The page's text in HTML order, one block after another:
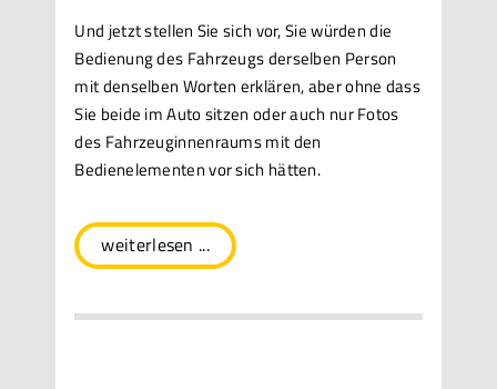
Und jetzt stellen Sie sich vor, Sie würden die
Bedienung des Fahrzeugs derselben Person
mit denselben Worten erklären, aber ohne dass
Sie beide im Auto sitzen oder auch nur Fotos
des Fahrzeuginnenraums mit den
Bedienelementen vor sich hätten.
weiterlesen ...